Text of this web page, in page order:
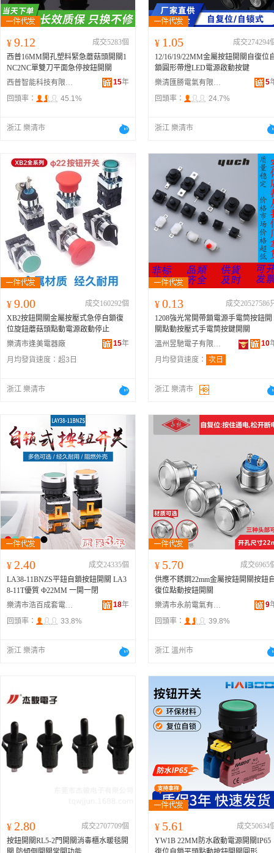
¥ 9.12
成交5283個
西普16MM開孔塑料緊急蘑菇頭開關1
NC2NC單雙刀平面急停按鈕開關
西普智能科技有限公司
15年
回頭率：
45.1%
浙江 樂清市
¥ 1.05
成交274294
12/16/19/22MM金屬按鈕開關自復位
鎖圓形帶燈LED電源啟動按鍵
樂清匯勝電氣有限公司
5
回頭率：
24.7%
浙江 樂清市
¥ 9.00
成交160292個
XB2按鈕開關金屬按壓式急停自鎖復
位旋鈕蘑菇頭點動電源啟動停止
樂清市逢美電器廠
15年
月均發貨速度： 超3日
浙江 樂清市
¥ 0.13
成交20527586
1208強光常開帶鎖電源手電筒按鈕開
關點動按壓式手電筒按鍵開關
溫州昱馳電子有限公司
10
月均發貨速度：
次日
浙江 樂清市
¥ 2.40
成交24335個
LA38-11BNZS平鈕自鎖按鈕開關 LA3
8-11T優質 Ф22MM 一開一閉
樂清市浩百成套電器有限公司
18年
回頭率：
33.8%
浙江 樂清市
¥ 5.70
成交6965
供應不銹鋼22mm金屬按鈕開關按鈕
復位點動按鈕開關
樂清市永前電氣有限公司
9
回頭率：
39.8%
浙江 溫州市
¥ 2.80
成交2707709個
按鈕開關RL5-2門開關消毒櫃水暖毯開
¥ 5.61
成交50634
YW1B 22MM防水啟動電源開關IP65